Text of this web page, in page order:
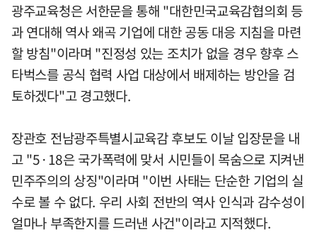
광주교육청은 서한문을 통해 "대한민국교육감협의회 등
과 연대해 역사 왜곡 기업에 대한 공동 대응 지침을 마련
할 방침"이라며 "진정성 있는 조치가 없을 경우 향후 스
타벅스를 공식 협력 사업 대상에서 배제하는 방안을 검
토하겠다"고 경고했다.
장관호 전남광주특별시교육감 후보도 이날 입장문을 내
고 "5·18은 국가폭력에 맞서 시민들이 목숨으로 지켜낸
민주주의의 상징"이라며 "이번 사태는 단순한 기업의 실
수로 볼 수 없다. 우리 사회 전반의 역사 인식과 감수성이
얼마나 부족한지를 드러낸 사건"이라고 지적했다.